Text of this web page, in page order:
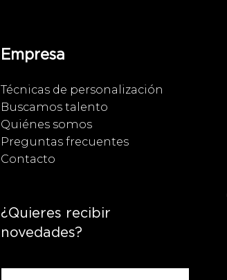
Empresa
Técnicas de personalización
Buscamos talento
Quiénes somos
Preguntas frecuentes
Contacto
¿Quieres recibir
novedades?